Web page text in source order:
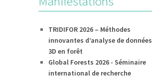
TRIDIFOR 2026 – Méthodes
innovantes d’analyse de données
3D en forêt
Global Forests 2026 - Séminaire
international de recherche